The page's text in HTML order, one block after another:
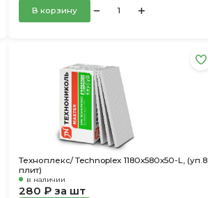
В корзину
Техноплекс/ Technoplex 1180х580х50-L, (уп.8
плит)
в наличии
280 ₽ за шт